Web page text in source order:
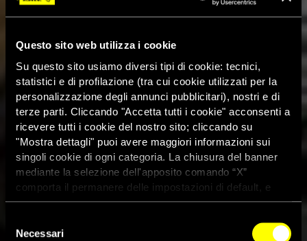
Questo sito web utilizza i cookie
Su questo sito usiamo diversi tipi di cookie: tecnici,
statistici e di profilazione (tra cui cookie utilizzati per la
personalizzazione degli annunci pubblicitari), nostri e di
terze parti. Cliccando "Accetta tutti i cookie" acconsenti a
ricevere tutti i cookie del nostro sito; cliccando su
"Mostra dettagli" puoi avere maggiori informazioni sui
singoli cookie di ogni categoria. La chiusura del banner
mediante la selezione dell'apposito comando “X”
comporta il permanere delle impostazioni di default, e
dunque la continuazione della navigazione con i cookie
dei cookie attivi sul sito clicca
delNecessari